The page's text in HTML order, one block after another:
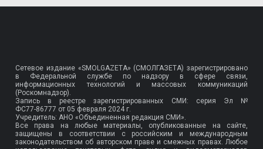
Сетевое издание «SMOLGAZETA» (СМОЛГАЗЕТА) зарегистрировано
в Федеральной службе по надзору в сфере связи,
информационных технологий и массовых коммуникаций
(Роскомнадзор).
Запись в реестре зарегистрированных СМИ: серия Эл №
ФС77-86777 от 05 февраля 2024 г.
Учредитель: АНО «Объединенная редакция СМИ».
Все права на любые материалы, опубликованные на сайте,
защищены в соответствии с российским и международным
законодательством об авторском праве и смежных правах. Любое